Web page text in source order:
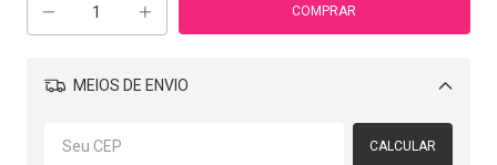
MEIOS DE ENVIO
Alterar CEP
CALCULAR